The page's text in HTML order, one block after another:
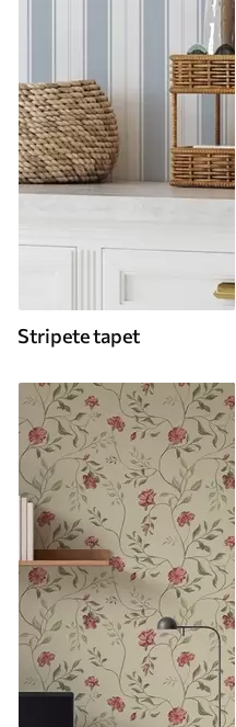
Stripete tapet